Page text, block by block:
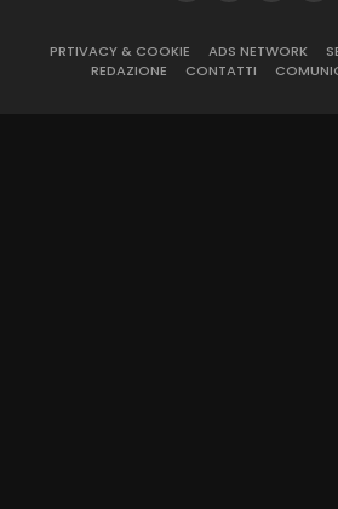
PRTIVACY & COOKIE ADS NETWORK
REDAZIONE
CONTATTI